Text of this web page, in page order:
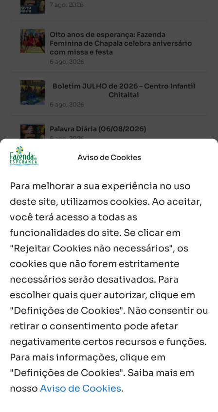
Aviso de Cookies
Para melhorar a sua experiência no uso
deste site, utilizamos cookies. Ao aceitar,
você terá acesso a todas as
funcionalidades do site. Se clicar em
"Rejeitar Cookies não necessários", os
cookies que não forem estritamente
necessários serão desativados. Para
escolher quais quer autorizar, clique em
"Definições de Cookies". Não consentir ou
retirar o consentimento pode afetar
negativamente certos recursos e funções.
Para mais informações, clique em
"Definições de Cookies". Saiba mais em
nosso Aviso de Cookies.
7 ago, 2026
Oito anos de esperança: Fazenda
Feminina de Chapala celebra aniversário
com missa e festa
6 ago, 2026
Boletim JULHO de 2026 – Centro Infantil
Chitaitai
6 ago, 2026
Palavra Diária (06/08/2026)
6 ago, 2026
de Guadalajara
Fazenda Dom Mário comemora 5 anos
com testemunhos e missa em São
Cristóvão
5 ago, 2026
Notícias por Categoria
Próximos Eventos
Agosto, 2026